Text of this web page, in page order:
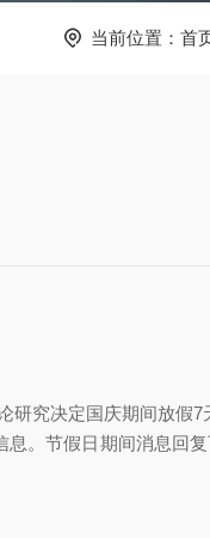
当前位置： 首
究决定国庆期间放假7
。节假日期间消息回